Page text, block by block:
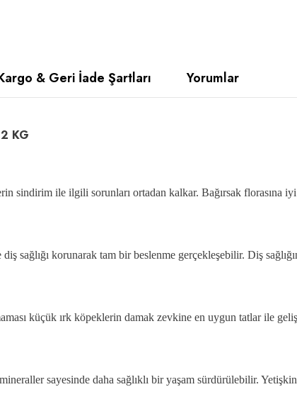
& Geri İade Şartları Yorumlar
KG
sindirim ile ilgili sorunları ortadan kalkar. Bağırsak florasına
korunarak tam bir beslenme gerçekleşebilir. Diş
küçük ırk köpeklerin damak zevkine en uygun tatlar ile
sayesinde daha sağlıklı bir yaşam sürdürülebilir.